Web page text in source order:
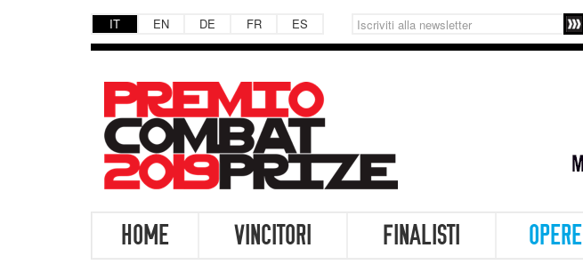
IT EN DE FR ES
Iscriviti
alla
PREMIO
COMBAT
GABRIELE
MILANI
HOME VINCITORI FINALISTI OPERE